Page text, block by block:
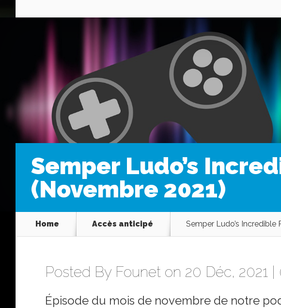
Semper Ludo’s
(Novembre 2021)
Home Accès anticipé Semper Ludo’s
Posted By Founet on 20 Déc, 2021 |
Épisode du mois de novembre de notre